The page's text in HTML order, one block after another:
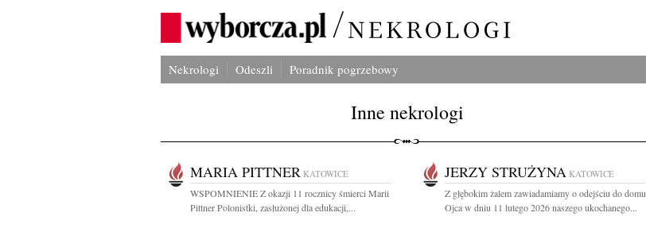
Nekrologi Odeszli Poradnik pogrzebowy
Inne nekrologi
MARIA PITTNER KATOWICE
WSPOMNIENIE Z okazji 11 rocznicy śmierci Marii
Pittner Polonistki, zasłużonej dla edukacji,...
JERZY STRUŻYNA KATOWICE
Z głębokim żalem zawiadamiamy o odejściu do domu
Ojca w dniu 11 lutego 2026 naszego ukochanego...